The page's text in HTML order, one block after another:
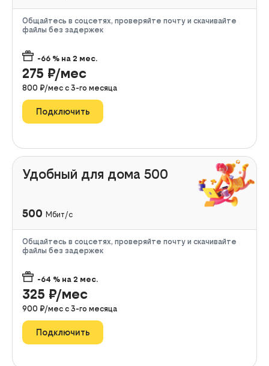
Общайтесь в соцсетях, проверяйте почту и скачивайте
файлы без задержек
-66 % на 2 мес.
275 ₽/мес
800 ₽/мес с 3-го месяца
Подключить
Удобный для дома 500
500 Мбит/с
Общайтесь в соцсетях, проверяйте почту и скачивайте
файлы без задержек
-64 % на 2 мес.
325 ₽/мес
900 ₽/мес с 3-го месяца
Подключить